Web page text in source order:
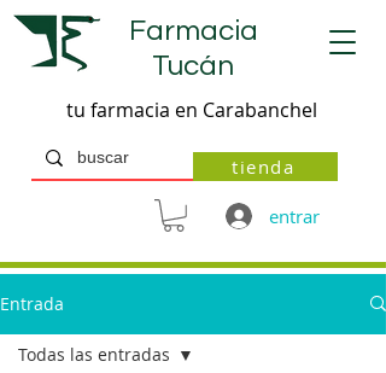
entrar
Farmacia
Tucán
tu farmacia en Carabanchel
tienda
Entrada
Todas las entradas